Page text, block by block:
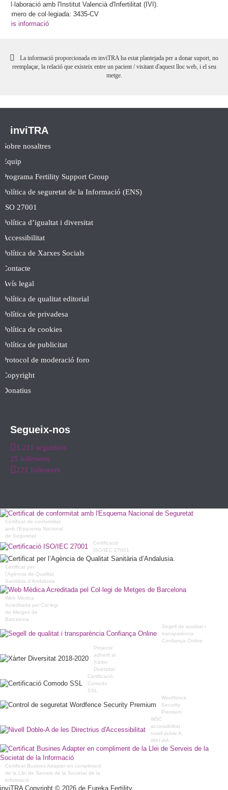
col·laboració amb l'Institut Valencià d'Infertilitat (IVI).
Número de col·legiada: 3435-CV
Més informació
La informació proporcionada en inviTRA ha estat plantejada per a donar suport, no
reemplaçar, la relació que existeix entre un pacient / visitant d'aquest lloc web, i el seu
metge.
inviTRA
Sobre nosaltres
Equip
Programa Fertility Support Group
Política de seguretat de la Informació (ENS)
ISO 27001
Política d’igualtat i diversitat
Accessibilitat
Política de Xarxes Socials
Contacte
Avís legal
Política de qualitat editorial
Política de privadesa
Política de cookies
Política de publicitat
Protocol de moderació foro
Copyright
Donatius
Segueix-nos
1.211 seguidors
25 followers
221 followers
Certificat de conformitat
amb l'Esquema Nacional
de Seguretat
Certificació
ISO/IEC 27001
Certificat per
l’Agència de Qualitat
Sanitària d’Andalusia
Web Mèdica
Acreditada pel Col·legi
de Metges de
Barcelona
Segell de qualitat i
transparència
Confiança Online
Projecte
adherit al
Xàrter
Diversitat
Certificació
Comodo
SSL
Wordfence
Security
Premium
W3C
accessibilitat
nivell doble A,
WAI-AA
Certificat Busines Adapter en compliment
de la Llei de Serveis de la Societat de la
Informació
inviTRA Copyright © 2026 de Eureka Fertility.